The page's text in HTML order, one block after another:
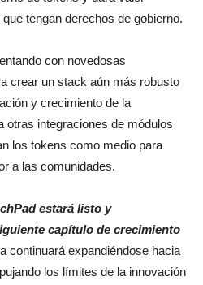
tengan derechos de gobierno.
con novedosas
crear un stack aún más robusto
y crecimiento de la
otras integraciones de módulos
los tokens como medio para
a las comunidades.
estará listo y
capítulo de crecimiento
continuará expandiéndose hacia
los límites de la innovación